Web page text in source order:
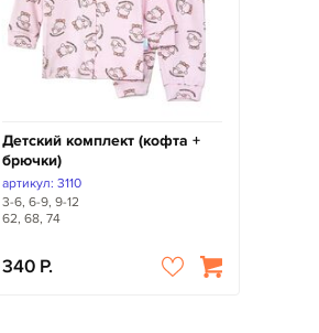
Детский комплект (кофта +
брючки)
артикул: 3110
3-6, 6-9, 9-12
62, 68, 74
340